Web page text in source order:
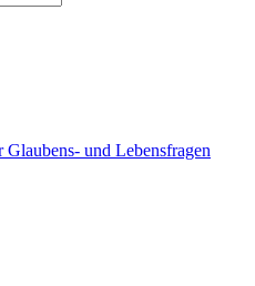
und Lebensfragen